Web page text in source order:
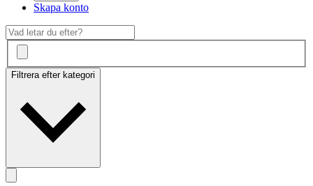
Skapa konto
Filtrera efter kategori